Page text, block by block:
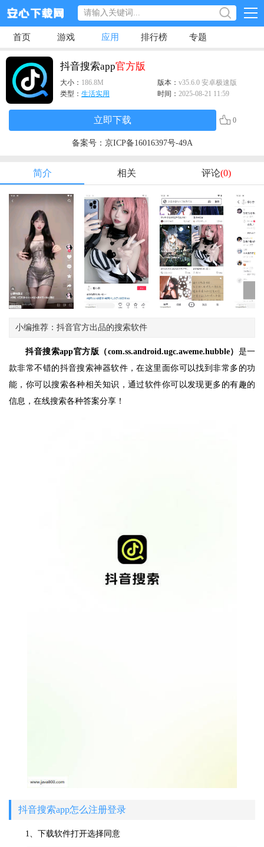
首页 游戏 应用 排行榜 专题
抖音搜索app官方版
大小： 186.8M 版本： v35.6.0 安卓极速版
类型： 生活实用 时间： 2025-08-21 11:59
立即下载 0
备案号： 京ICP备16016397号-49A
简介 相关 评论(0)
小编推荐：抖音官方出品的搜索软件
抖音搜索app官方版（com.ss.android.ugc.aweme.hubble） 是一
款非常不错的抖音搜索神器软件，在这里面你可以找到非常多的功
能，你可以搜索各种相关知识，通过软件你可以发现更多的有趣的
信息，在线搜索各种答案分享！
抖音搜索app怎么注册登录
1、下载软件打开选择同意